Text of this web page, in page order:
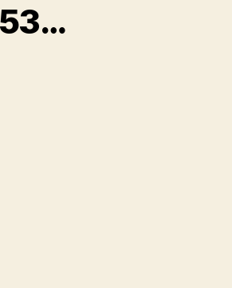
ubuntu系统上systemd-resolved不使用127.0.0.53的方法